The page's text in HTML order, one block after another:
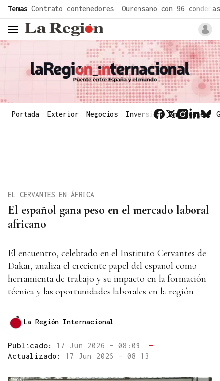
Temas Contrato contenedores Ourensano con 96 condenas
header.menu.open
Portada Exterior Negocios Inversión Emergentes
El español gana peso en el mercado laboral
africano
EL CERVANTES EN ÁFRICA
El encuentro, celebrado en el Instituto Cervantes de
Dakar, analiza el creciente papel del español como
herramienta de trabajo y su impacto en la formación
técnica y las oportunidades laborales en la región
La Región Internacional
Publicado: 17 Jun 2026 - 08:09
—
Actualizado: 17 Jun 2026 - 08:13